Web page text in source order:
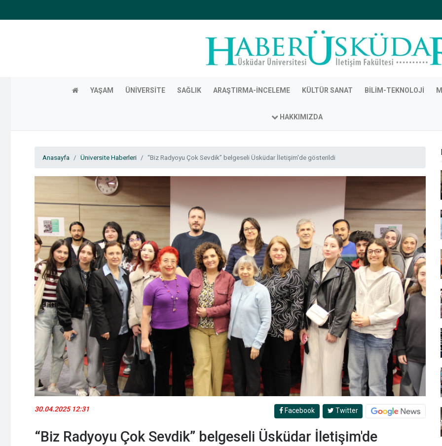
YAŞAM ÜNIVERSITE SAĞLIK ARAŞTIRMA-İNCELEME KÜLTÜR SANAT BILIM-TEKNOLOJI
HAKKIMIZDA
Anasayfa Üniversite Haberleri “Biz Radyoyu Çok Sevdik” belgeseli Üsküdar İletişim'de gösterildi
30.04.2025 12:31 Facebook Twitter
“Biz Radyoyu Çok Sevdik” belgeseli Üsküdar İletişim'de